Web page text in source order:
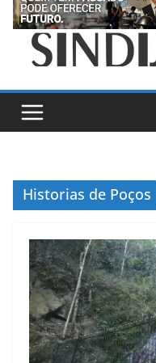
Historias de Poços